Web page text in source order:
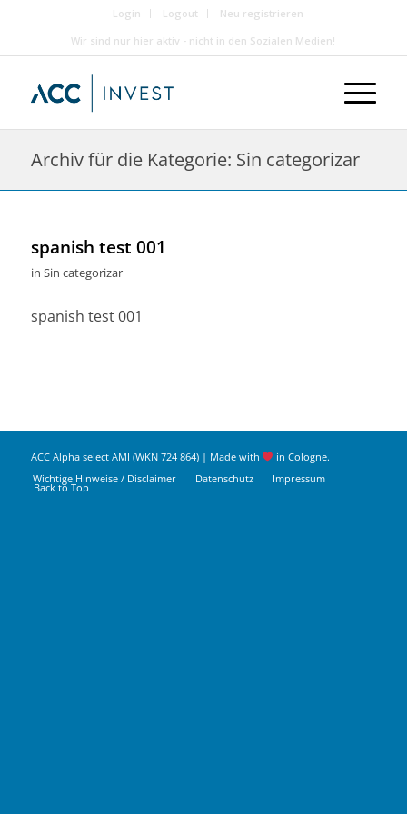
Login Logout
Neu registrieren
Wir sind nur hier aktiv - nicht in den Sozialen Medien!
Archiv für die Kategorie: Sin categorizar
spanish test 001
in Sin categorizar
spanish test 001
ACC Alpha select AMI (WKN 724 864) | Made with
in Cologne.
Wichtige Hinweise / Disclaimer
Datenschutz Impressum
Back to Top